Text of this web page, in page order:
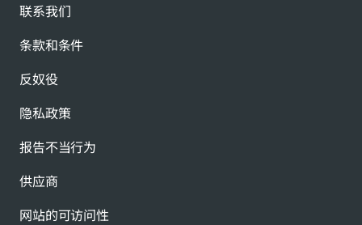
联系我们
条款和条件
反奴役
隐私政策
报告不当行为
供应商
网站的可访问性